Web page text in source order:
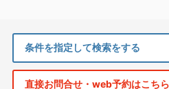
条件を指定して検索をする
直接お問合せ・web予約はこちら